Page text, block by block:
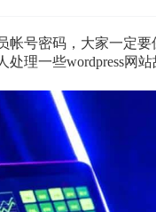
帐号密码，大家一定
处理一些wordpress网